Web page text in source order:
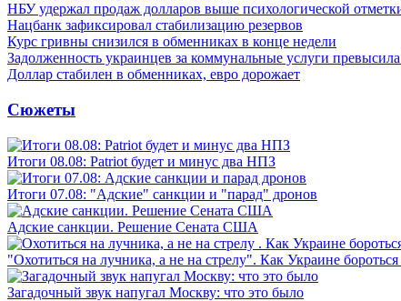
НБУ удержал продаж долларов выше психологической
Нацбанк зафиксировал стабилизацию резервов
Курс гривны снизился в обменниках в конце недели
Задолженность украинцев за коммунальные услуги
Доллар стабилен в обменниках, евро дорожает
Сюжеты
Итоги 08.08: Patriot будет и минус два НПЗ
Итоги 07.08: "Адские" санкции и "парад" дронов
Адские санкции. Решение Сената США
"Охотиться на лучника, а не на стрелу". Как Украине бороться
Загадочный звук напугал Москву: что это было